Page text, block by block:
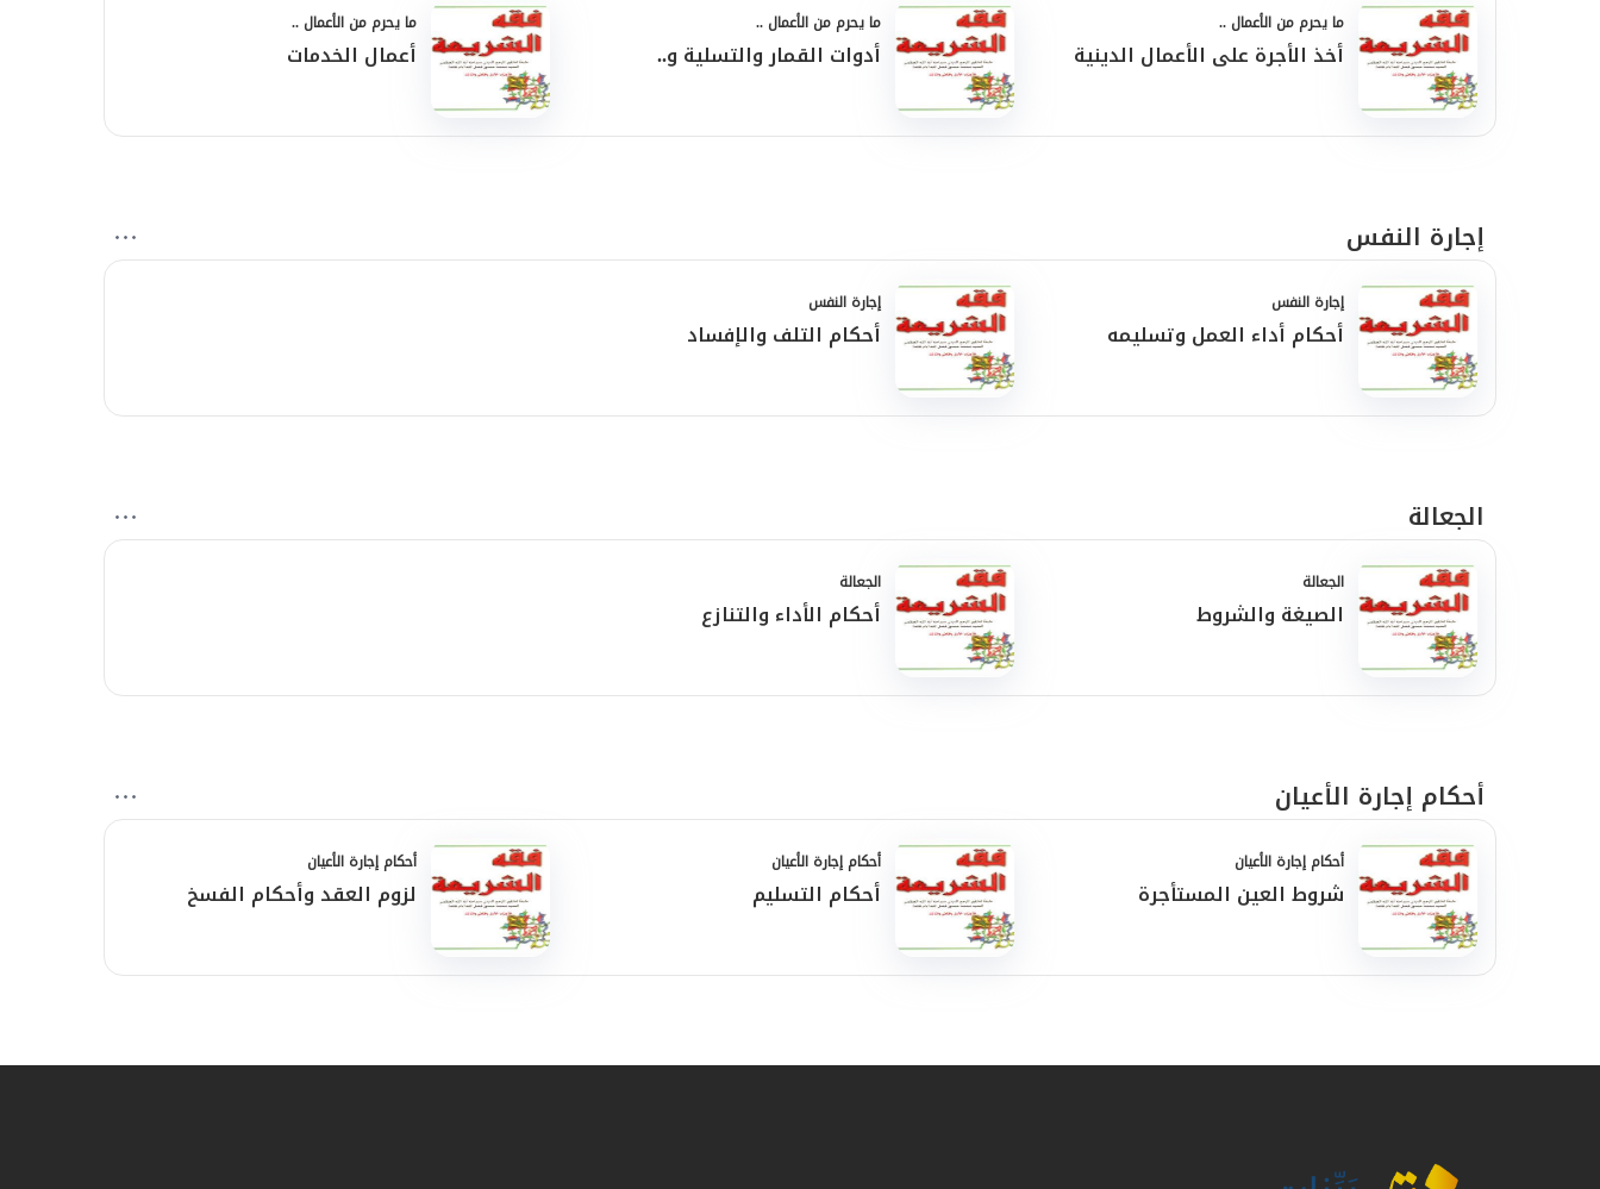
ما يحرم من الأعمال ..
أخذ الأجرة على الأعمال الدينية
ما يحرم من الأعمال ..
أدوات القمار والتسلية و..
ما يحرم من الأعمال ..
أعمال الخدمات
إجارة النفس
إجارة النفس
أحكام أداء العمل وتسليمه
إجارة النفس
أحكام التلف والإفساد
الجعالة
الجعالة
الصيغة والشروط
الجعالة
أحكام الأداء والتنازع
أحكام إجارة الأعيان
أحكام إجارة الأعيان
شروط العين المستأجرة
أحكام إجارة الأعيان
أحكام التسليم
أحكام إجارة الأعيان
لزوم العقد وأحكام الفسخ